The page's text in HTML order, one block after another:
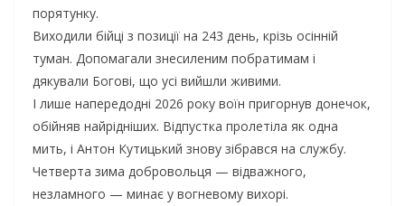
порятунку.
Виходили бійці з позиції на 243 день, крізь осінній
туман. Допомагали знесиленим побратимам і
дякували Богові, що усі вийшли живими.
І лише напередодні 2026 року воїн пригорнув донечок,
обійняв найрідніших. Відпустка пролетіла як одна
мить, і Антон Кутицький знову зібрався на службу.
Четверта зима добровольця — відважного,
незламного — минає у вогневому вихорі.